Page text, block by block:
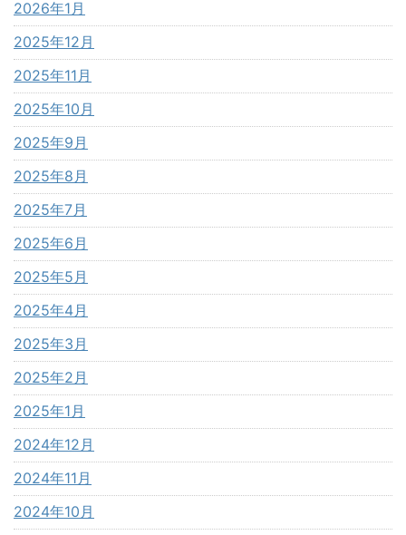
2026年1月
2025年12月
2025年11月
2025年10月
2025年9月
2025年8月
2025年7月
2025年6月
2025年5月
2025年4月
2025年3月
2025年2月
2025年1月
2024年12月
2024年11月
2024年10月